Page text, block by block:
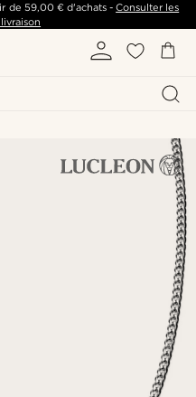
de 59,00 €d'achats -Consulter les